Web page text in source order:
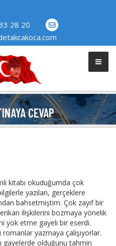
28 20
CEVAP
kitabı okuduğumda çok
bilgilerle yazılan, gerçeklere
bahsetmiştim. Çok zayıf bir
ilişkilerini bozmaya yönelik
yok etme gayeli bir eserdi.
romanlar yazmaya çalışıyorlar.
gayelerde olduğunu tahmin